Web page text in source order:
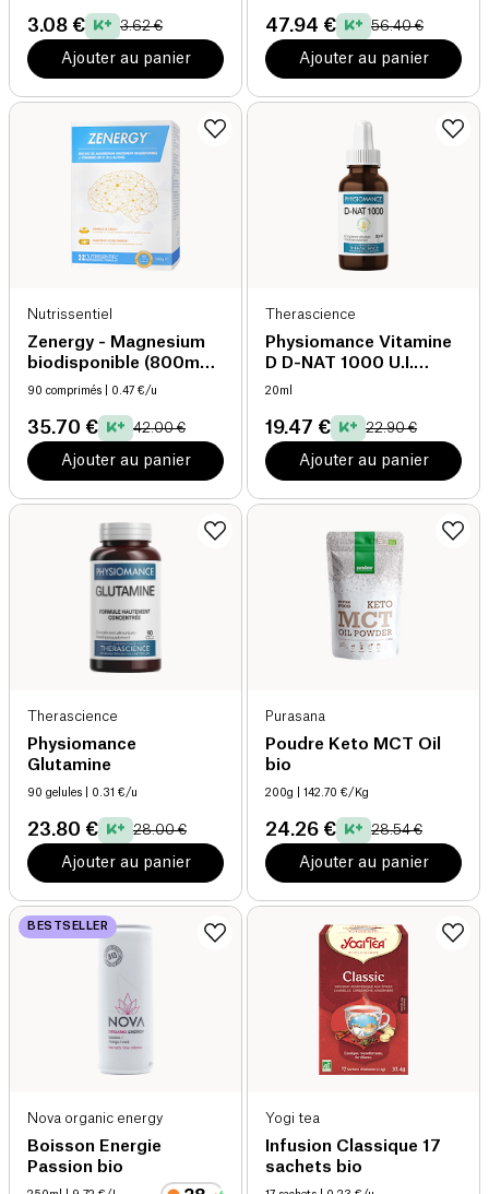
3.08 € 3.62 €
Ajouter au panier
47.94 € 56.40 €
Ajouter au panier
Nutrissentiel
Zenergy - Magnesium
biodisponible (800mg)
- B9 - B12 actives
90 comprimés | 0.47 €/u
35.70 € 42.00 €
Ajouter au panier
Therascience
Physiomance Vitamine
D D-NAT 1000 U.I.
Gouttes
20ml
19.47 € 22.90 €
Ajouter au panier
Therascience
Physiomance
Glutamine
90 gelules | 0.31 €/u
23.80 € 28.00 €
Ajouter au panier
Purasana
Poudre Keto MCT Oil
bio
200g | 142.70 €/Kg
24.26 € 28.54 €
Ajouter au panier
BESTSELLER
Nova organic energy
Boisson Energie
Passion bio
Yogi tea
Infusion Classique 17
sachets bio